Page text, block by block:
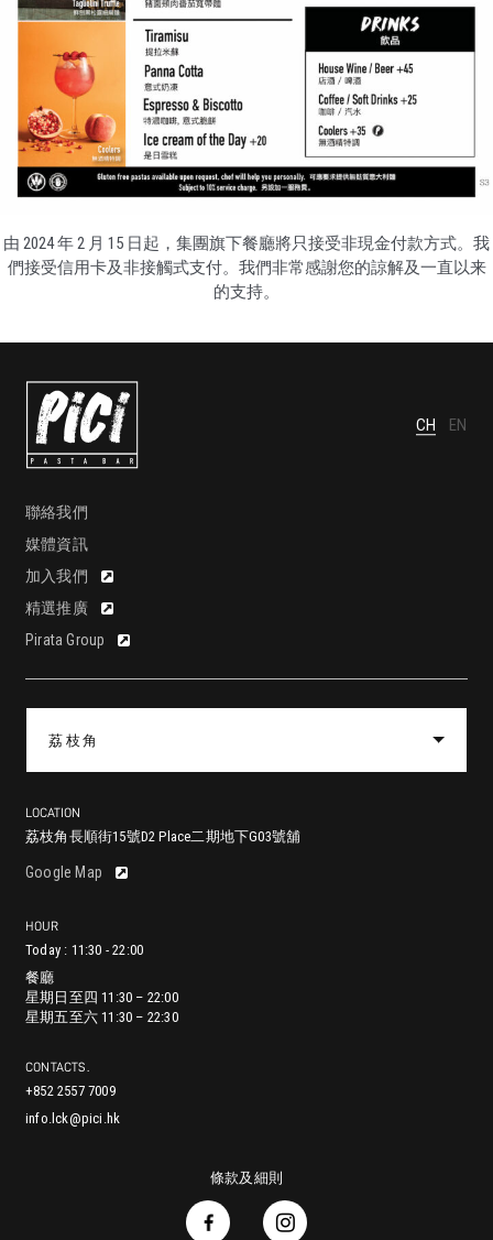
由 2024 年 2 月 15 日起，集團旗下餐廳將只接受非現金付款方式。我
們接受信用卡及非接觸式支付。我們非常感謝您的諒解及一直以来
的支持。
CH EN
聯絡我們
媒體資訊
加入我們
精選推廣
Pirata Group
荔枝角
LOCATION
荔枝角長順街15號D2 Place二期地下G03號舖
Google Map
HOUR
Today : 11:30 - 22:00
餐廳
星期日至四 11:30 – 22:00
星期五至六 11:30 – 22:30
CONTACTS.
+852 2557 7009
info.lck@pici.hk
尖沙咀漆咸道南29-31號地舖 (入口位於赫德道)
餐廳
星期一至五 12:00 – 23:00
星期六至日 11:30 – 23:00
鰂魚涌英皇道979號太古坊林肯大廈地舖
餐廳
星期一至日 11:30 – 21:00
銅鑼灣耀華街38號Zing!地舖
餐廳
星期日至四 11:30 – 22:00
星期五至六 11:30 – 23:00
香港堅尼地城加多近街45-55號地下
餐廳
星期日至四: 11:00 – 21:30
星期五至六: 11:00 – 22:00
中環蘇豪鴨巴甸街24-26號地舖
餐廳
星期日至四 11:30 – 22:00
星期五至六 11:30 – 23:00
灣仔進教圍16號地舖
餐廳
星期日至四: 11:30 – 22:00
星期五至六: 11:30 – 22:30
將軍澳澳南海岸唐賢街33號Capri Place地下G17號舖
星期日至四 11:30 – 22:00
星期五至六 11:30 – 22:30
沙田正街18號新城市廣場第一期2樓251號舖
餐廳
星期一至四 11:30 – 22:00
星期五 11:30 – 22:30
條款及細則